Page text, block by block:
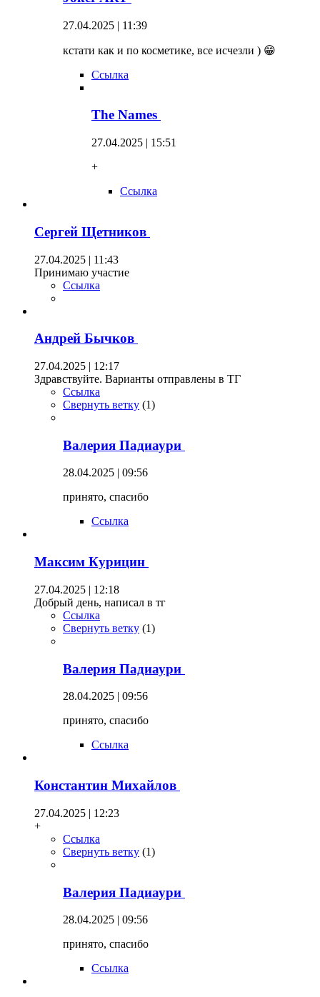
27.04.2025 | 11:39
кстати как и по косметике, все исчезли ) 😁
Ссылка
The Names
27.04.2025 | 15:51
+
Ссылка
Сергей Щетников
27.04.2025 | 11:43
Принимаю участие
Ссылка
Андрей Бычков
27.04.2025 | 12:17
Здравствуйте. Варианты отправлены в ТГ
Ссылка
Свернуть ветку (1)
Валерия Падиаури
28.04.2025 | 09:56
принято, спасибо
Ссылка
Максим Курицин
27.04.2025 | 12:18
Добрый день, написал в тг
Ссылка
Свернуть ветку (1)
Валерия Падиаури
28.04.2025 | 09:56
принято, спасибо
Ссылка
Константин Михайлов
27.04.2025 | 12:23
+
Ссылка
Свернуть ветку (1)
Валерия Падиаури
28.04.2025 | 09:56
принято, спасибо
Ссылка